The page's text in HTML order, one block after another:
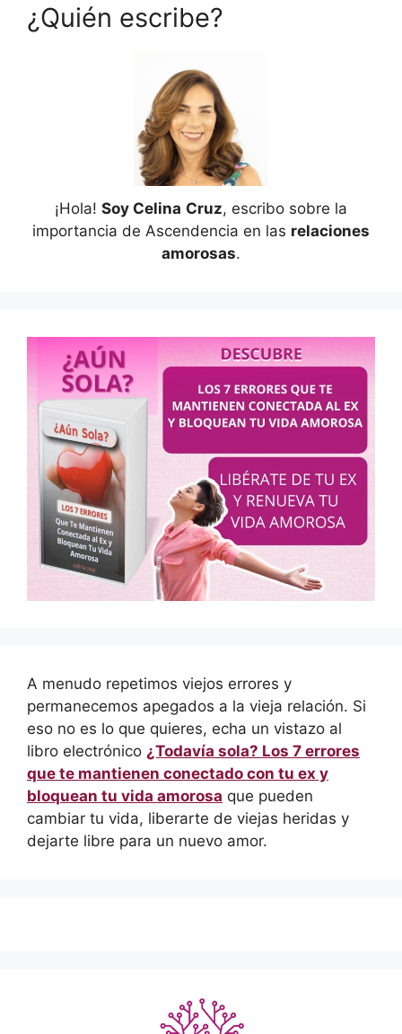
¿Quién escribe?
¡Hola! Soy Celina Cruz, escribo sobre la
importancia de Ascendencia en las relaciones
amorosas.
A menudo repetimos viejos errores y
permanecemos apegados a la vieja relación. Si
eso no es lo que quieres, echa un vistazo al
libro electrónico ¿Todavía sola? Los 7 errores
que te mantienen conectado con tu ex y
bloquean tu vida amorosa que pueden
cambiar tu vida, liberarte de viejas heridas y
dejarte libre para un nuevo amor.